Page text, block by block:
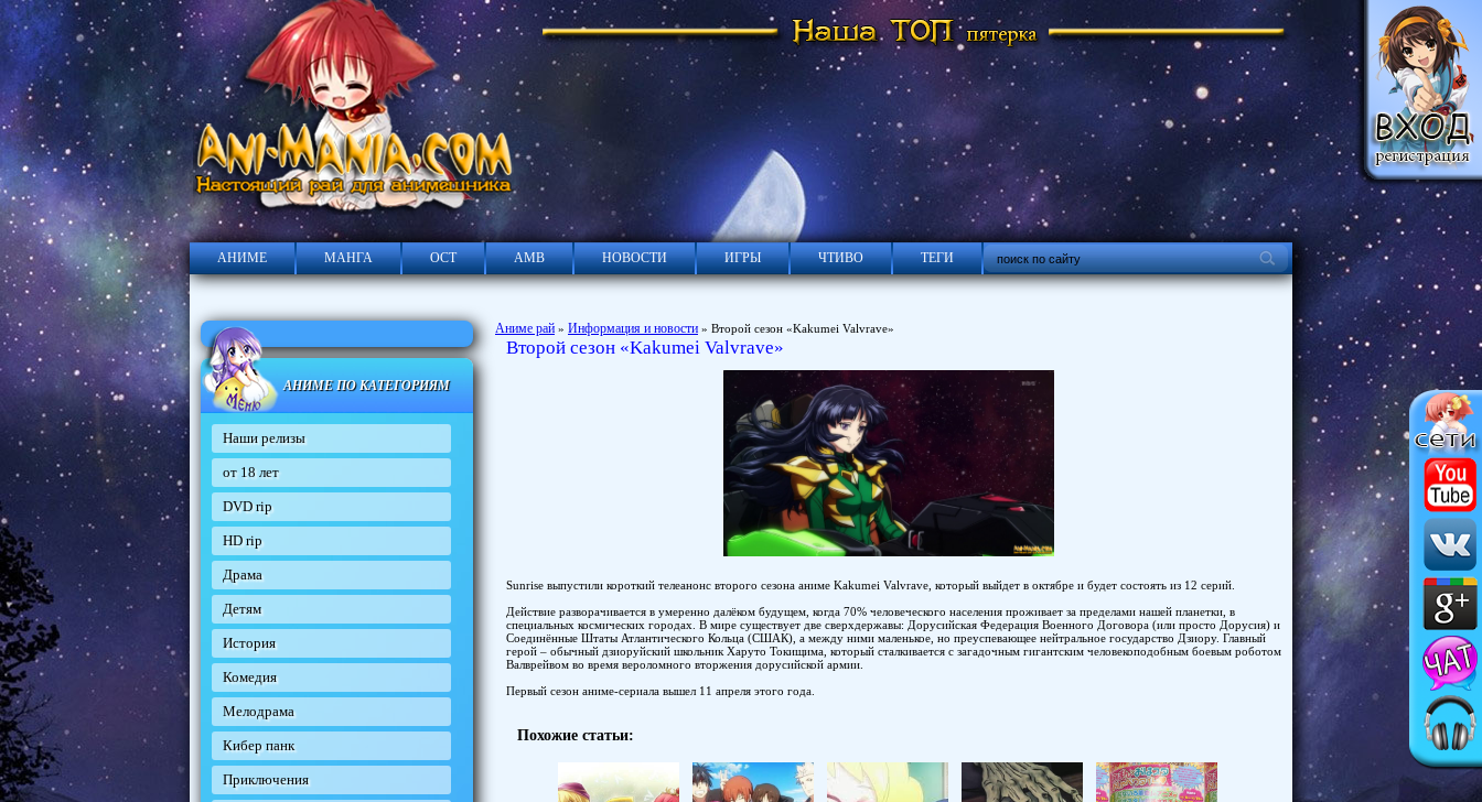
АНИМЕ МАНГА ОСТ АМВ НОВОСТИ ИГРЫ ЧТИВО ТЕГИ
АНИМЕ ПО КАТЕГОРИЯМ
Наши релизы
от 18 лет
DVD rip
HD rip
Драма
Детям
История
Комедия
Мелодрама
Кибер панк
Приключения
Аниме рай » Информация и новости » Второй сезон «Kakumei Valvrave»
Второй сезон «Kakumei Valvrave»
Sunrise выпустили короткий телеанонс второго сезона аниме Kakumei Valvrave, который выйдет в октябре и будет состоять из 12 серий.
Действие разворачивается в умеренно далёком будущем, когда 70% человеческого населения проживает за пределами нашей планетки, в
специальных космических городах. В мире существует две сверхдержавы: Дорусийская Федерация Военного Договора (или просто Дорусия) и
Соединённые Штаты Атлантического Кольца (СШАК), а между ними маленькое, но преуспевающее нейтральное государство Дзиору. Главный
герой – обычный дзиоруйский школьник Харуто Токищима, который сталкивается с загадочным гигантским человекоподобным боевым роботом
Валврейвом во время вероломного вторжения дорусийской армии.
Первый сезон аниме-сериала вышел 11 апреля этого года.
Похожие статьи: